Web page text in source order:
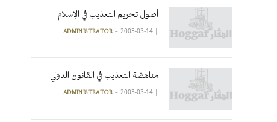
أصول تحريم التعذيب في الإسلام
|
ADMINISTRATOR 2003-03-14
مناهضة التعذيب في القانون الدولي
|
ADMINISTRATOR 2003-03-14